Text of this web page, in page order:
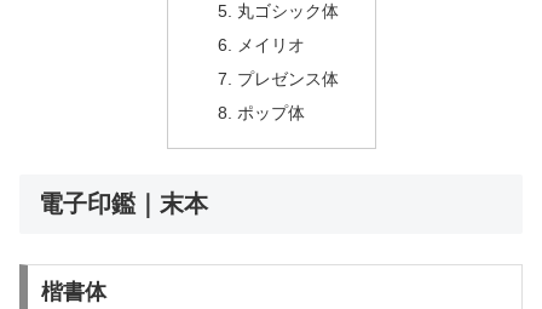
丸ゴシック体
メイリオ
プレゼンス体
ポップ体
電子印鑑｜末本
楷書体